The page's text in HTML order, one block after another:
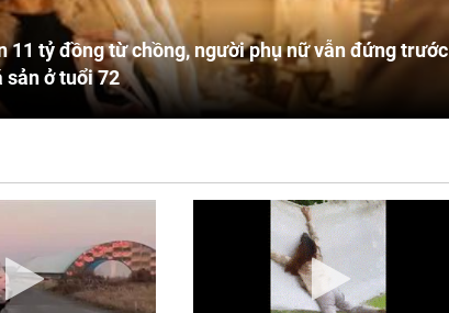
11 tỷ đồng từ chồng, người phụ nữ vẫn đứng trước
sản ở tuổi 72